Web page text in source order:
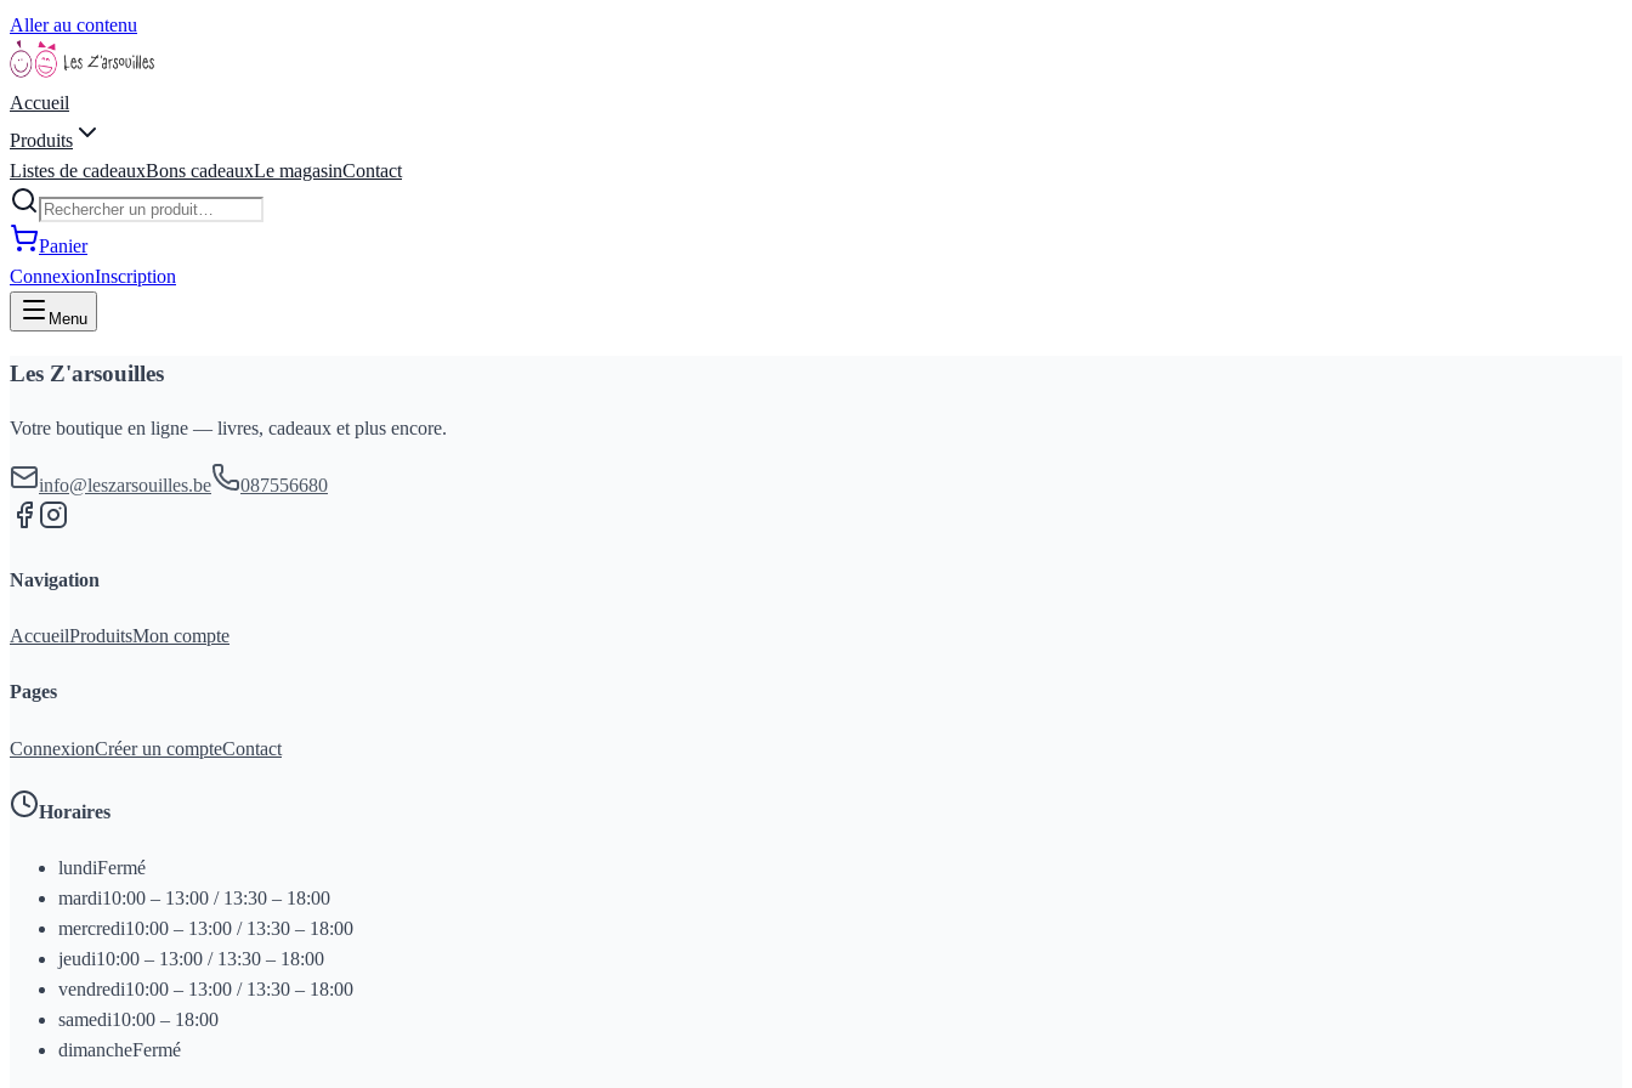
Aller au contenu
Accueil
Produits
Listes de cadeauxBons cadeauxLe magasinContact
Panier
ConnexionInscription
Menu
Les Z'arsouilles
Votre boutique en ligne — livres, cadeaux et plus encore.
info@leszarsouilles.be 087556680
Navigation
AccueilProduitsMon compte
Pages
ConnexionCréer un compteContact
Horaires
lundiFermé
mardi10:00 – 13:00 / 13:30 – 18:00
mercredi10:00 – 13:00 / 13:30 – 18:00
jeudi10:00 – 13:00 / 13:30 – 18:00
vendredi10:00 – 13:00 / 13:30 – 18:00
samedi10:00 – 18:00
dimancheFermé